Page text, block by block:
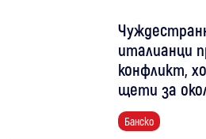
италианци
конфликт,
щети за
Банско